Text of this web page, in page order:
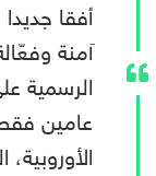
أفقا
آمنة
الرسمية
عامين